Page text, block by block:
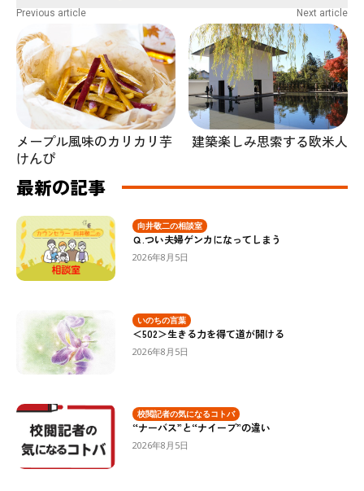
Previous article
メープル風味のカリカリ芋
けんぴ
Next article
建築楽しみ思索する欧米人
最新の記事
向井敬二の相談室
Ｑ.つい夫婦ゲンカになってしまう
2026年8月5日
いのちの言葉
＜502＞生きる力を得て道が開ける
2026年8月5日
校閲記者の気になるコトバ
“ナーバス”と“ナイーブ”の違い
2026年8月5日